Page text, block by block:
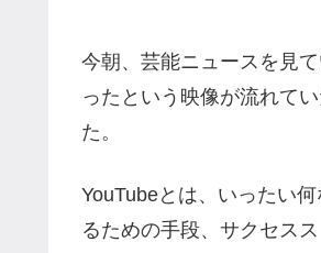
今朝、芸能ニュースを見
ったという映像が流れて
た。
YouTubeとは、いったい
るための手段、サクセス